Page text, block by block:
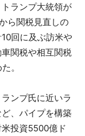
ランプ大統領が
ら関税見直しの
回に及ぶ訪米や
関税や相互関税
。
ンプ氏に近いラ
、パイプを構築
投資5500億ド